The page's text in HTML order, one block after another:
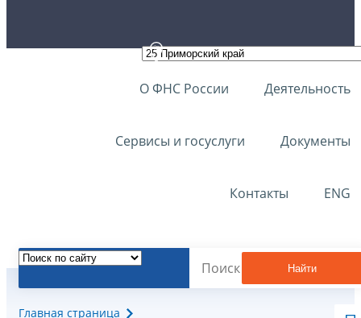
О ФНС России Деятельность
Сервисы и госуслуги Документы
Контакты ENG
Найти
Главная страница